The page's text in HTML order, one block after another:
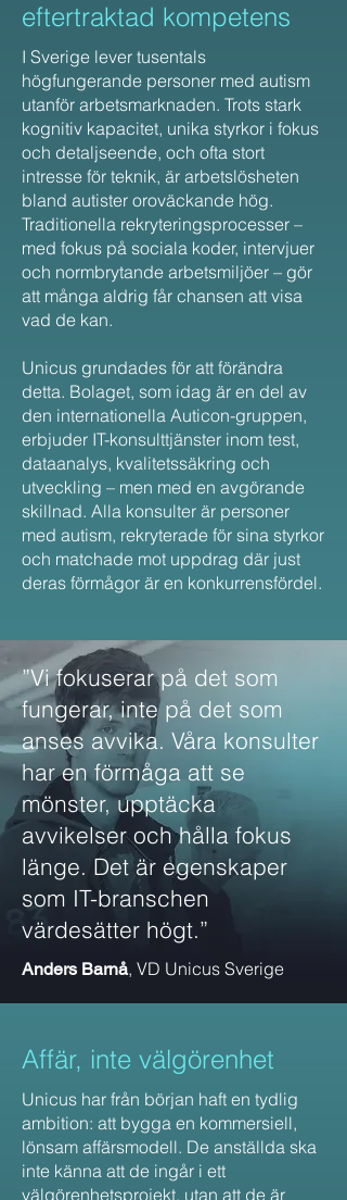
eftertraktad kompetens
I Sverige lever tusentals
högfungerande personer med autism
utanför arbetsmarknaden. Trots stark
kognitiv kapacitet, unika styrkor i fokus
och detaljseende, och ofta stort
intresse för teknik, är arbetslösheten
bland autister oroväckande hög.
Traditionella rekryteringsprocesser –
med fokus på sociala koder, intervjuer
och normbrytande arbetsmiljöer – gör
att många aldrig får chansen att visa
vad de kan.
Unicus grundades för att förändra
detta. Bolaget, som idag är en del av
den internationella Auticon-gruppen,
erbjuder IT-konsulttjänster inom test,
dataanalys, kvalitetssäkring och
utveckling – men med en avgörande
skillnad. Alla konsulter är personer
med autism, rekryterade för sina styrkor
och matchade mot uppdrag där just
deras förmågor är en konkurrensfördel.
”Vi fokuserar på det som
fungerar, inte på det som
anses avvika. Våra konsulter
har en förmåga att se
mönster, upptäcka
avvikelser och hålla fokus
länge. Det är egenskaper
som IT-branschen
värdesätter högt.”
Anders Barnå, VD Unicus Sverige
Affär, inte välgörenhet
Unicus har från början haft en tydlig
ambition: att bygga en kommersiell,
lönsam affärsmodell. De anställda ska
inte känna att de ingår i ett
välgörenhetsprojekt, utan att de är